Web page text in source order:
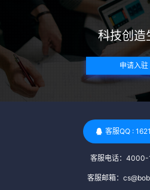
带任何可传染给受卵者的病原体。
要是非尼古丁使用者、非吸烟者、
影响卵子质量的药物，如某些精神
心理标准 学历要求：部分卵子库对
但这并非普遍标准。一些卵子库可
育的女性作为捐赠者，但这并不是
评估：捐赠者需要进行心理状态评
于确保捐赠者在捐赠过程中保持积
为的意义。 其他标准 责任心与沟
间不确定性，捐赠者需要有责任心
时间表。这有助于确保捐赠周期的
科技创造
申请入驻
客服QQ :
客服电话：
客服邮箱：